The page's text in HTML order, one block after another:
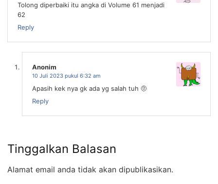
Tolong diperbaiki itu angka di Volume 61 menjadi
62
Reply
Anonim
10 Juli 2023 pukul 6:32 am
Apasih kek nya gk ada yg salah tuh 🤨
Reply
Tinggalkan Balasan
Alamat email anda tidak akan dipublikasikan.